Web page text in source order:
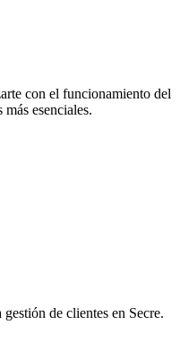
con el funcionamiento del
esenciales.
de clientes en Secre.